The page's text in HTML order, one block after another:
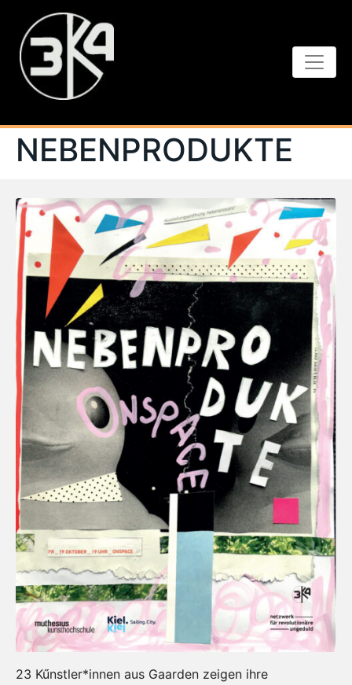
NEBENPRODUKTE
23 Kűnstler*innen aus Gaarden zeigen ihre